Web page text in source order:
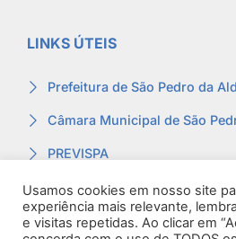
LINKS ÚTEIS
Prefeitura de São Pedro da
Câmara Municipal de São
PREVISPA
Ouvidoria
Contracheque
Usamos cookies em nosso site
experiência mais relevante,
e visitas repetidas. Ao clicar em